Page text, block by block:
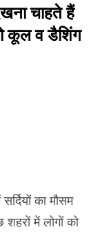
चाहते हैं
कूल व डैशिंग
का मौसम
में लोगों को